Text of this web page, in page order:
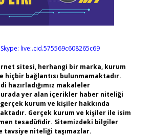
Skype: live:.cid.575569c608265c69
sitesi, herhangi bir marka, kurum
hiçbir bağlantısı bulunmamaktadır.
hazırladığımız makaleler
yer alan içerikler haber niteliği
kurum ve kişiler hakkında
Gerçek kurum ve kişiler ile isim
tesadüfidir. Sitemizdeki bilgiler
tavsiye niteliği taşımazlar.